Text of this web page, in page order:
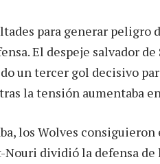
para generar peligro
El despeje salvador
un tercer gol decisivo
la tensión aumentaba
los Wolves
Nouri dividió la defensa